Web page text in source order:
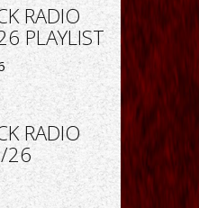
RADIO
PLAYLIST
RADIO
26